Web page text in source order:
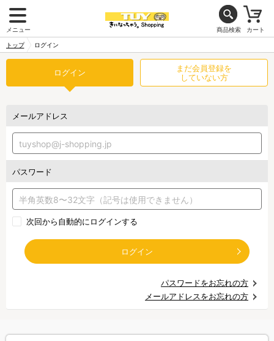
メニュー 商品検索 カート
トップ ログイン
ログイン
まだ会員登録を
していない方
メールアドレス
パスワード
次回から自動的にログインする
ログイン
パスワードをお忘れの方
メールアドレスをお忘れの方